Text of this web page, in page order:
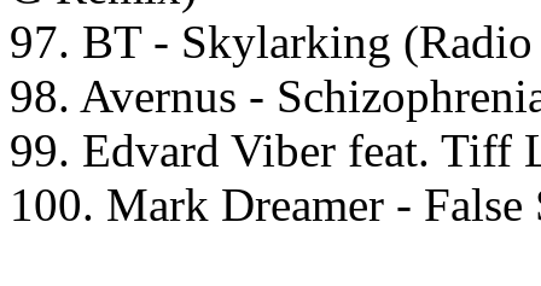
97. BT - Skylarking
98. Avernus -
99. Edvard Viber feat. Tiff
100. Mark Dreamer -